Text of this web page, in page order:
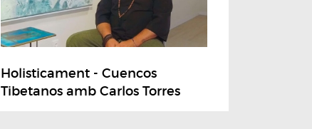
Holisticament - Cuencos
Tibetanos amb Carlos Torres